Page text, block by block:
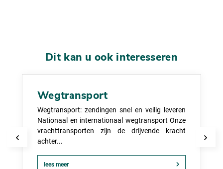
Dit kan u ook interesseren
Wegtransport
Wegtransport: zendingen snel en veilig leveren
Nationaal en internationaal wegtransport Onze
vrachttransporten zijn de drijvende kracht
achter...
lees meer